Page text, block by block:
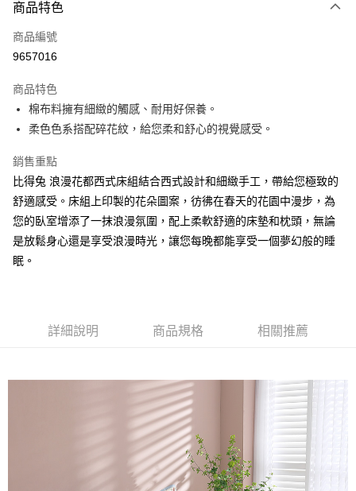
信用卡一次付款
ATM付款
運送方式
新竹物流
每筆NT$100，滿NT$5,000(含以上)免運費
商品特色
商品編號
9657016
商品特色
棉布料擁有細緻的觸感、耐用好保養。
柔色色系搭配碎花紋，給您柔和舒心的視覺感受。
銷售重點
比得兔 浪漫花都西式床組結合西式設計和細緻手工，帶給您極致的
舒適感受。床組上印製的花朵圖案，彷彿在春天的花園中漫步，為
您的臥室增添了一抹浪漫氛圍，配上柔軟舒適的床墊和枕頭，無論
是放鬆身心還是享受浪漫時光，讓您每晚都能享受一個夢幻般的睡
眠。
詳細說明 商品規格 相關推薦